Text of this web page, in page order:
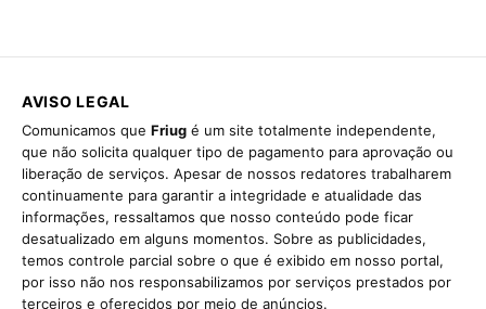
AVISO LEGAL
Comunicamos que Friug é um site totalmente independente,
que não solicita qualquer tipo de pagamento para aprovação ou
liberação de serviços. Apesar de nossos redatores trabalharem
continuamente para garantir a integridade e atualidade das
informações, ressaltamos que nosso conteúdo pode ficar
desatualizado em alguns momentos. Sobre as publicidades,
temos controle parcial sobre o que é exibido em nosso portal,
por isso não nos responsabilizamos por serviços prestados por
terceiros e oferecidos por meio de anúncios.